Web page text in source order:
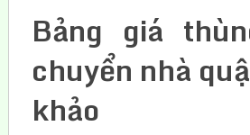
Bảng giá
chuyển nhà
khảo